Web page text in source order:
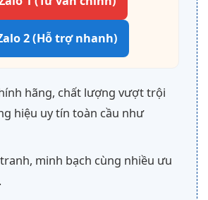
2 (Hỗ trợ nhanh)
hãng, chất lượng vượt trội
hiệu uy tín toàn cầu như
minh bạch cùng nhiều ưu